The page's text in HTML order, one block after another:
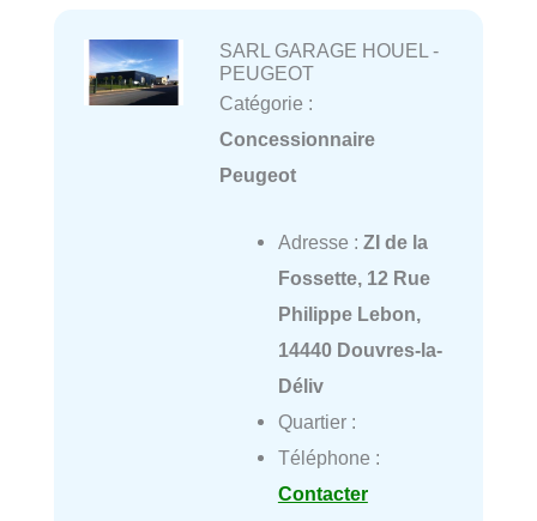
SARL GARAGE HOUEL -
PEUGEOT
Catégorie :
Concessionnaire
Peugeot
Adresse : ZI de la
Fossette, 12 Rue
Philippe Lebon,
14440 Douvres-la-
Déliv
Quartier :
Téléphone :
Contacter